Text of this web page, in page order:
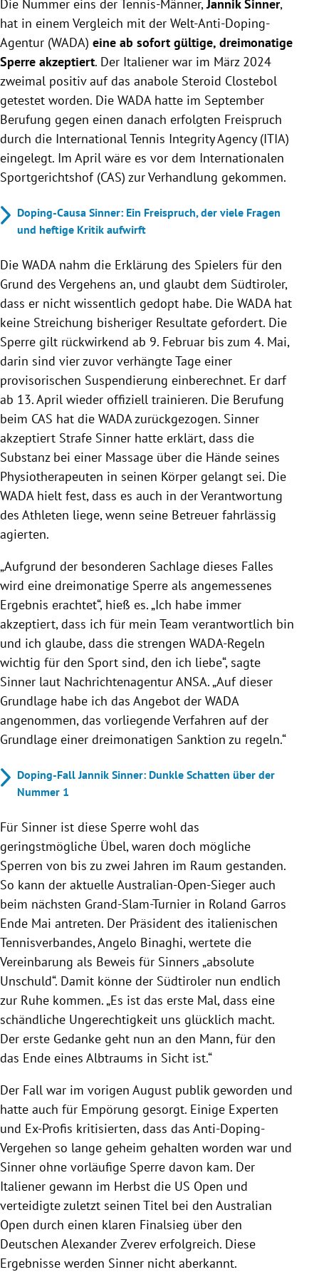
rückwirkend ab 9. Februar gilt.
Die WADA zog ihre Berufung zurück, da sie Sinners
Erklärung akzeptierte, dass das Doping
unabsichtlich geschah.
Sinners bisherige Ergebnisse bleiben bestehen, und
er kann ab dem 4. Mai wieder spielen, wobei er ab
13. April trainieren darf.
Die Nummer eins der Tennis-Männer,Jannik Sinner,
hat in einem Vergleich mit der Welt-Anti-Doping-
Agentur (WADA) eine ab sofort gültige, dreimonatige
Sperre akzeptiert. Der Italiener war im März 2024
zweimal positiv auf das anabole Steroid Clostebol
getestet worden. Die WADA hatte im September
Berufung gegen einen danach erfolgten Freispruch
durch die International Tennis Integrity Agency (ITIA)
eingelegt. Im April wäre es vor dem Internationalen
Sportgerichtshof (CAS) zur Verhandlung gekommen.
Doping-Causa Sinner: Ein Freispruch, der viele Fragen
und heftige Kritik aufwirft
Die WADA nahm die Erklärung des Spielers für den
Grund des Vergehens an, und glaubt dem Südtiroler,
dass er nicht wissentlich gedopt habe. Die WADA hat
keine Streichung bisheriger Resultate gefordert. Die
Sperre gilt rückwirkend ab 9. Februar bis zum 4. Mai,
darin sind vier zuvor verhängte Tage einer
provisorischen Suspendierung einberechnet. Er darf
ab 13. April wieder offiziell trainieren. Die Berufung
beim CAS hat die WADA zurückgezogen. Sinner
akzeptiert Strafe Sinner hatte erklärt, dass die
Substanz bei einer Massage über die Hände seines
Physiotherapeuten in seinen Körper gelangt sei. Die
WADA hielt fest, dass es auch in der Verantwortung
des Athleten liege, wenn seine Betreuer fahrlässig
agierten.
„Aufgrund der besonderen Sachlage dieses Falles
wird eine dreimonatige Sperre als angemessenes
Ergebnis erachtet“, hieß es. „Ich habe immer
akzeptiert, dass ich für mein Team verantwortlich bin
und ich glaube, dass die strengen WADA-Regeln
wichtig für den Sport sind, den ich liebe“, sagte
Sinner laut Nachrichtenagentur ANSA. „Auf dieser
Grundlage habe ich das Angebot der WADA
angenommen, das vorliegende Verfahren auf der
Grundlage einer dreimonatigen Sanktion zu regeln.“
Doping-Fall Jannik Sinner: Dunkle Schatten über der
Nummer 1
Für Sinner ist diese Sperre wohl das
geringstmögliche Übel, waren doch mögliche
Sperren von bis zu zwei Jahren im Raum gestanden.
So kann der aktuelle Australian-Open-Sieger auch
beim nächsten Grand-Slam-Turnier in Roland Garros
Ende Mai antreten. Der Präsident des italienischen
Tennisverbandes, Angelo Binaghi, wertete die
Vereinbarung als Beweis für Sinners „absolute
Unschuld“. Damit könne der Südtiroler nun endlich
zur Ruhe kommen. „Es ist das erste Mal, dass eine
schändliche Ungerechtigkeit uns glücklich macht.
Der erste Gedanke geht nun an den Mann, für den
das Ende eines Albtraums in Sicht ist.“
Der Fall war im vorigen August publik geworden und
hatte auch für Empörung gesorgt. Einige Experten
und Ex-Profis kritisierten, dass das Anti-Doping-
Vergehen so lange geheim gehalten worden war und
Sinner ohne vorläufige Sperre davon kam. Der
Italiener gewann im Herbst die US Open und
verteidigte zuletzt seinen Titel bei den Australian
Open durch einen klaren Finalsieg über den
Deutschen Alexander Zverev erfolgreich. Diese
Ergebnisse werden Sinner nicht aberkannt.